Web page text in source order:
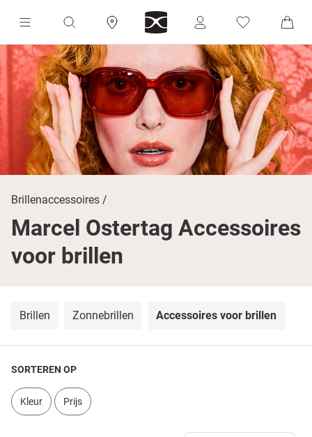
Brillenaccessoires
Marcel Ostertag Accessoires
voor brillen
Brillen Zonnebrillen Accessoires voor brillen
SORTEREN OP
Kleur Prijs